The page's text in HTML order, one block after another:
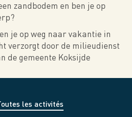
zandbodem en ben je op
je op weg naar vakantie in
verzorgt door de milieudienst
de gemeente Koksijde
les activités